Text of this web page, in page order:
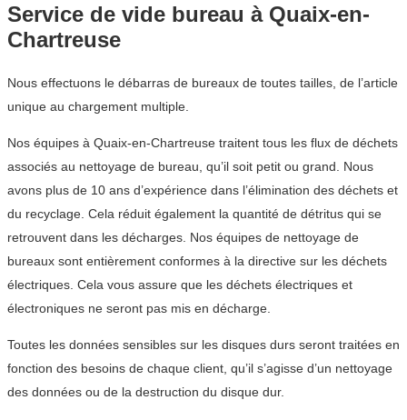
Service de vide bureau à Quaix-en-
Chartreuse
Nous effectuons le débarras de bureaux de toutes tailles, de l’article
unique au chargement multiple.
Nos équipes à Quaix-en-Chartreuse traitent tous les flux de déchets
associés au nettoyage de bureau, qu’il soit petit ou grand. Nous
avons plus de 10 ans d’expérience dans l’élimination des déchets et
du recyclage. Cela réduit également la quantité de détritus qui se
retrouvent dans les décharges. Nos équipes de nettoyage de
bureaux sont entièrement conformes à la directive sur les déchets
électriques. Cela vous assure que les déchets électriques et
électroniques ne seront pas mis en décharge.
Toutes les données sensibles sur les disques durs seront traitées en
fonction des besoins de chaque client, qu’il s’agisse d’un nettoyage
des données ou de la destruction du disque dur.